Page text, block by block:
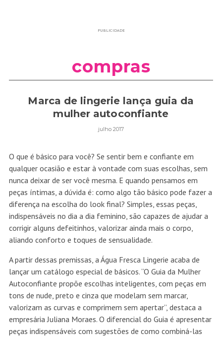
PUBLICIDADE
compras
Marca de lingerie lança guia da
mulher autoconfiante
julho 2017
O que é básico para você? Se sentir bem e confiante em
qualquer ocasião e estar à vontade com suas escolhas, sem
nunca deixar de ser você mesma. E quando pensamos em
peças íntimas, a dúvida é: como algo tão básico pode fazer a
diferença na escolha do look final? Simples, essas peças,
indispensáveis no dia a dia feminino, são capazes de ajudar a
corrigir alguns defeitinhos, valorizar ainda mais o corpo,
aliando conforto e toques de sensualidade.
A partir dessas premissas, a Água Fresca Lingerie acaba de
lançar um catálogo especial de básicos. “O Guia da Mulher
Autoconfiante propõe escolhas inteligentes, com peças em
tons de nude, preto e cinza que modelam sem marcar,
valorizam as curvas e comprimem sem apertar”, destaca a
empresária Juliana Moraes. O diferencial do Guia é apresentar
peças indispensáveis com sugestões de como combiná-las